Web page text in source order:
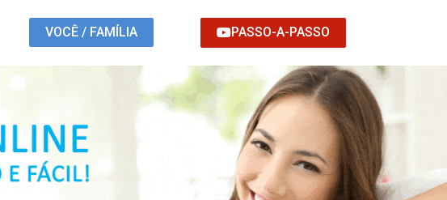
VOCÊ / FAMÍLIA PASSO-A-PASSO